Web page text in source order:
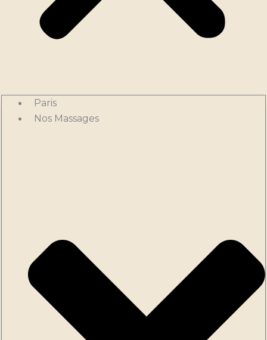
Paris
Nos Massages